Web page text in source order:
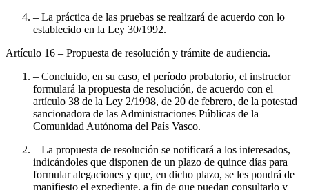
– La práctica de las pruebas se realizará de acuerdo con lo
establecido en la Ley 30/1992.
Artículo 16 – Propuesta de resolución y trámite de audiencia.
– Concluido, en su caso, el período probatorio, el instructor
formulará la propuesta de resolución, de acuerdo con el
artículo 38 de la Ley 2/1998, de 20 de febrero, de la potestad
sancionadora de las Administraciones Públicas de la
Comunidad Autónoma del País Vasco.
– La propuesta de resolución se notificará a los interesados,
indicándoles que disponen de un plazo de quince días para
formular alegaciones y que, en dicho plazo, se les pondrá de
manifiesto el expediente, a fin de que puedan consultarlo y